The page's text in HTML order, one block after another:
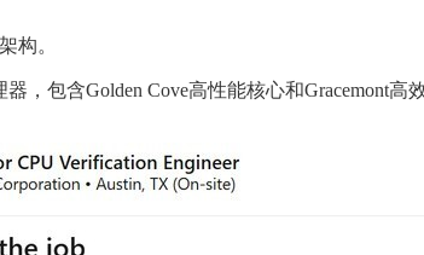
构。
，包含Golden Cove高性能核心和Gracemont高